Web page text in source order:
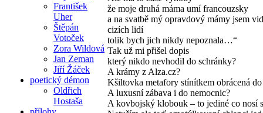
František
Uher
Štěpán
Votoček
Zora Wildová
Jan Zeman
Jiří Žáček
poetický démon
Oldřich
Hostaša
že moje druhá máma umí francouzsky
a na svatbě mý opravdový mámy jsem
cizích lidí
tolik bych jich nikdy nepoznala…“
Tak už mi přišel dopis
který nikdo nevhodil do schránky?
A krámy z Alza.cz?
Kšiltovka metafory stínítkem obrácená
A luxusní zábava i do nemocnic?
A kovbojský klobouk – to jediné co nosí